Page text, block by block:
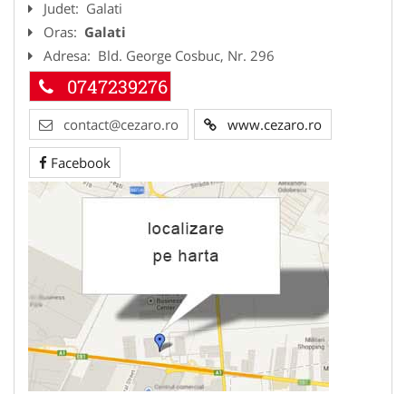
Judet: Galati
Oras: Galati
Adresa: Bld. George Cosbuc, Nr. 296
0747239276
contact@cezaro.ro www.cezaro.ro
Facebook